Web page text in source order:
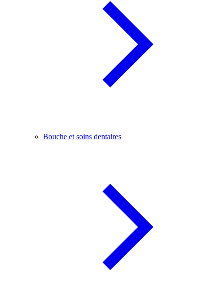
Bouche et soins dentaires